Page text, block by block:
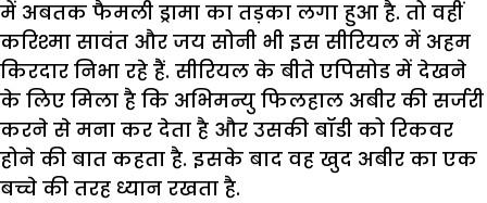
में अबतक फैमली ड्रामा का तड़का लगा हुआ है. तो वहीं
करिश्मा सावंत और जय सोनी भी इस सीरियल में अहम
किरदार निभा रहे हैं. सीरियल के बीते एपिसोड में देखने
के लिए मिला है कि अभिमन्यु फिलहाल अबीर की सर्जरी
करने से मना कर देता है और उसकी बॉडी को रिकवर
होने की बात कहता है. इसके बाद वह खुद अबीर का एक
बच्चे की तरह ध्यान रखता है.